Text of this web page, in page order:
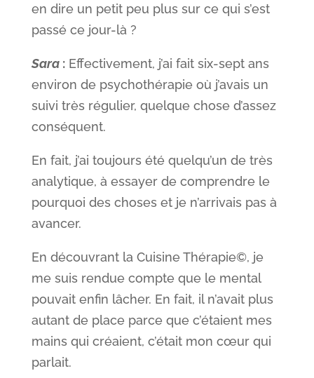
en dire un petit peu plus sur ce qui s’est
passé ce jour-là ?
Sara:Effectivement, j’ai fait six-sept ans
environ de psychothérapie où j’avais un
suivi très régulier, quelque chose d’assez
conséquent.
En fait, j’ai toujours été quelqu’un de très
analytique, à essayer de comprendre le
pourquoi des choses et je n’arrivais pas à
avancer.
En découvrant la Cuisine Thérapie©, je
me suis rendue compte que le mental
pouvait enfin lâcher. En fait, il n’avait plus
autant de place parce que c’étaient mes
mains qui créaient, c’était mon cœur qui
parlait.